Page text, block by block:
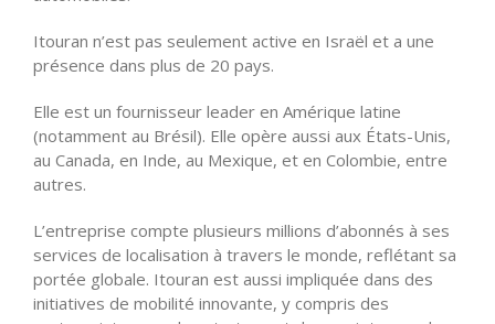
Itouran n’est pas seulement active en Israël et a une
présence dans plus de 20 pays.
Elle est un fournisseur leader en Amérique latine
(notamment au Brésil). Elle opère aussi aux États-Unis,
au Canada, en Inde, au Mexique, et en Colombie, entre
autres.
L’entreprise compte plusieurs millions d’abonnés à ses
services de localisation à travers le monde, reflétant sa
portée globale. Itouran est aussi impliquée dans des
initiatives de mobilité innovante, y compris des